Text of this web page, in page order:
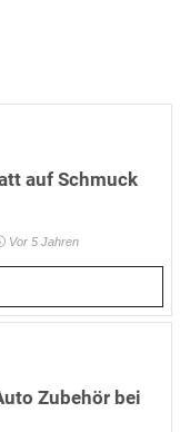
auf Schmuck
Vor 5 Jahren
Zubehör bei